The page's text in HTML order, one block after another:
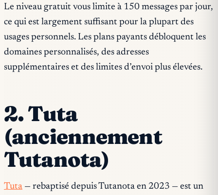
Le niveau gratuit vous limite à 150 messages par jour,
ce qui est largement suffisant pour la plupart des
usages personnels. Les plans payants débloquent les
domaines personnalisés, des adresses
supplémentaires et des limites d’envoi plus élevées.
2. Tuta
(anciennement
Tutanota)
Tuta — rebaptisé depuis Tutanota en 2023 — est un